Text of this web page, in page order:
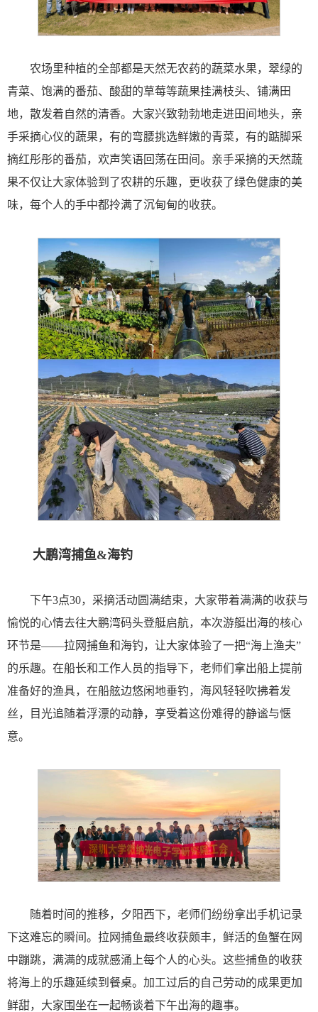
农场里种植的全部都是天然无农药的蔬菜水果，翠绿的
青菜、饱满的番茄、酸甜的草莓等蔬果挂满枝头、铺满田
地，散发着自然的清香。大家兴致勃勃地走进田间地头，亲
手采摘心仪的蔬果，有的弯腰挑选鲜嫩的青菜，有的踮脚采
摘红彤彤的番茄，欢声笑语回荡在田间。亲手采摘的天然蔬
果不仅让大家体验到了农耕的乐趣，更收获了绿色健康的美
味，每个人的手中都拎满了沉甸甸的收获。
大鹏湾捕鱼&海钓
下午3点30，采摘活动圆满结束，大家带着满满的收获与
愉悦的心情去往大鹏湾码头登艇启航，本次游艇出海的核心
环节是——拉网捕鱼和海钓，让大家体验了一把“海上渔夫”
的乐趣。在船长和工作人员的指导下，老师们拿出船上提前
准备好的渔具，在船舷边悠闲地垂钓，海风轻轻吹拂着发
丝，目光追随着浮漂的动静，享受着这份难得的静谧与惬
意。
随着时间的推移，夕阳西下，老师们纷纷拿出手机记录
下这难忘的瞬间。拉网捕鱼最终收获颇丰，鲜活的鱼蟹在网
中蹦跳，满满的成就感涌上每个人的心头。这些捕鱼的收获
将海上的乐趣延续到餐桌。加工过后的自己劳动的成果更加
鲜甜，大家围坐在一起畅谈着下午出海的趣事。